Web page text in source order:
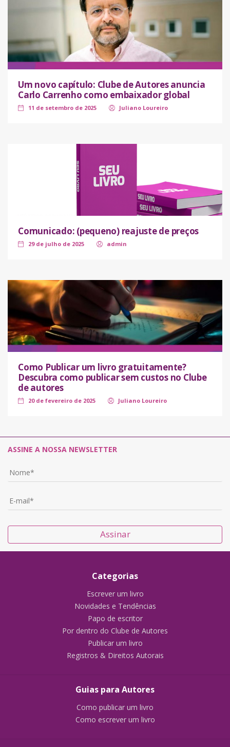
Um novo capítulo: Clube de Autores anuncia
Carlo Carrenho como embaixador global
11 de setembro de 2025 Juliano Loureiro
Comunicado: (pequeno) reajuste de preços
29 de julho de 2025 admin
Como Publicar um livro gratuitamente?
Descubra como publicar sem custos no Clube
de autores
20 de fevereiro de 2025 Juliano Loureiro
ASSINE A NOSSA NEWSLETTER
Assinar
Categorias
Escrever um livro
Novidades e Tendências
Papo de escritor
Por dentro do Clube de Autores
Publicar um livro
Registros & Direitos Autorais
Guias para Autores
Como publicar um livro
Como escrever um livro